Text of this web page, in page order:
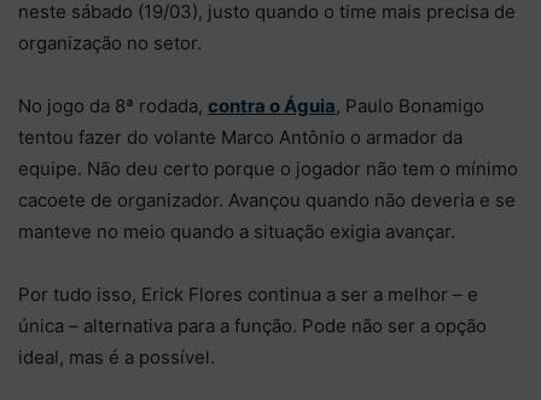
neste sábado (19/03), justo quando o time mais precisa de
organização no setor.
No jogo da 8ª rodada, contra o Águia, Paulo Bonamigo
tentou fazer do volante Marco Antônio o armador da
equipe. Não deu certo porque o jogador não tem o mínimo
cacoete de organizador. Avançou quando não deveria e se
manteve no meio quando a situação exigia avançar.
Por tudo isso, Erick Flores continua a ser a melhor – e
única – alternativa para a função. Pode não ser a opção
ideal, mas é a possível.